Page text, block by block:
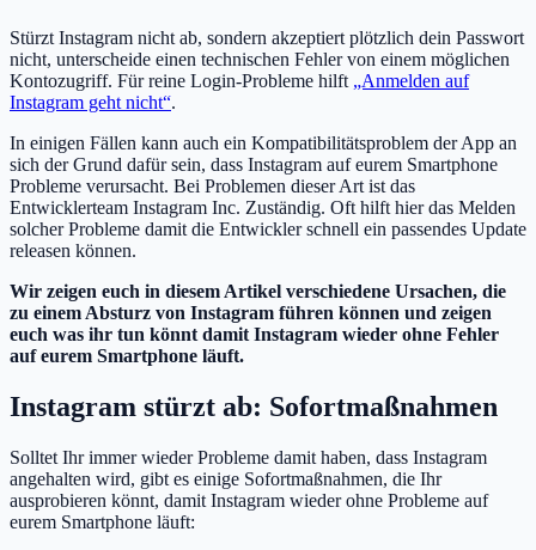
Stürzt Instagram nicht ab, sondern akzeptiert plötzlich dein Passwort
nicht, unterscheide einen technischen Fehler von einem möglichen
Kontozugriff. Für reine Login-Probleme hilft „Anmelden auf
Instagram geht nicht“.
In einigen Fällen kann auch ein Kompatibilitätsproblem der App an
sich der Grund dafür sein, dass Instagram auf eurem Smartphone
Probleme verursacht. Bei Problemen dieser Art ist das
Entwicklerteam Instagram Inc. Zuständig. Oft hilft hier das Melden
solcher Probleme damit die Entwickler schnell ein passendes Update
releasen können.
Wir zeigen euch in diesem Artikel verschiedene Ursachen, die
zu einem Absturz von Instagram führen können und zeigen
euch was ihr tun könnt damit Instagram wieder ohne Fehler
auf eurem Smartphone läuft.
Instagram stürzt ab: Sofortmaßnahmen
Solltet Ihr immer wieder Probleme damit haben, dass Instagram
angehalten wird, gibt es einige Sofortmaßnahmen, die Ihr
ausprobieren könnt, damit Instagram wieder ohne Probleme auf
eurem Smartphone läuft: